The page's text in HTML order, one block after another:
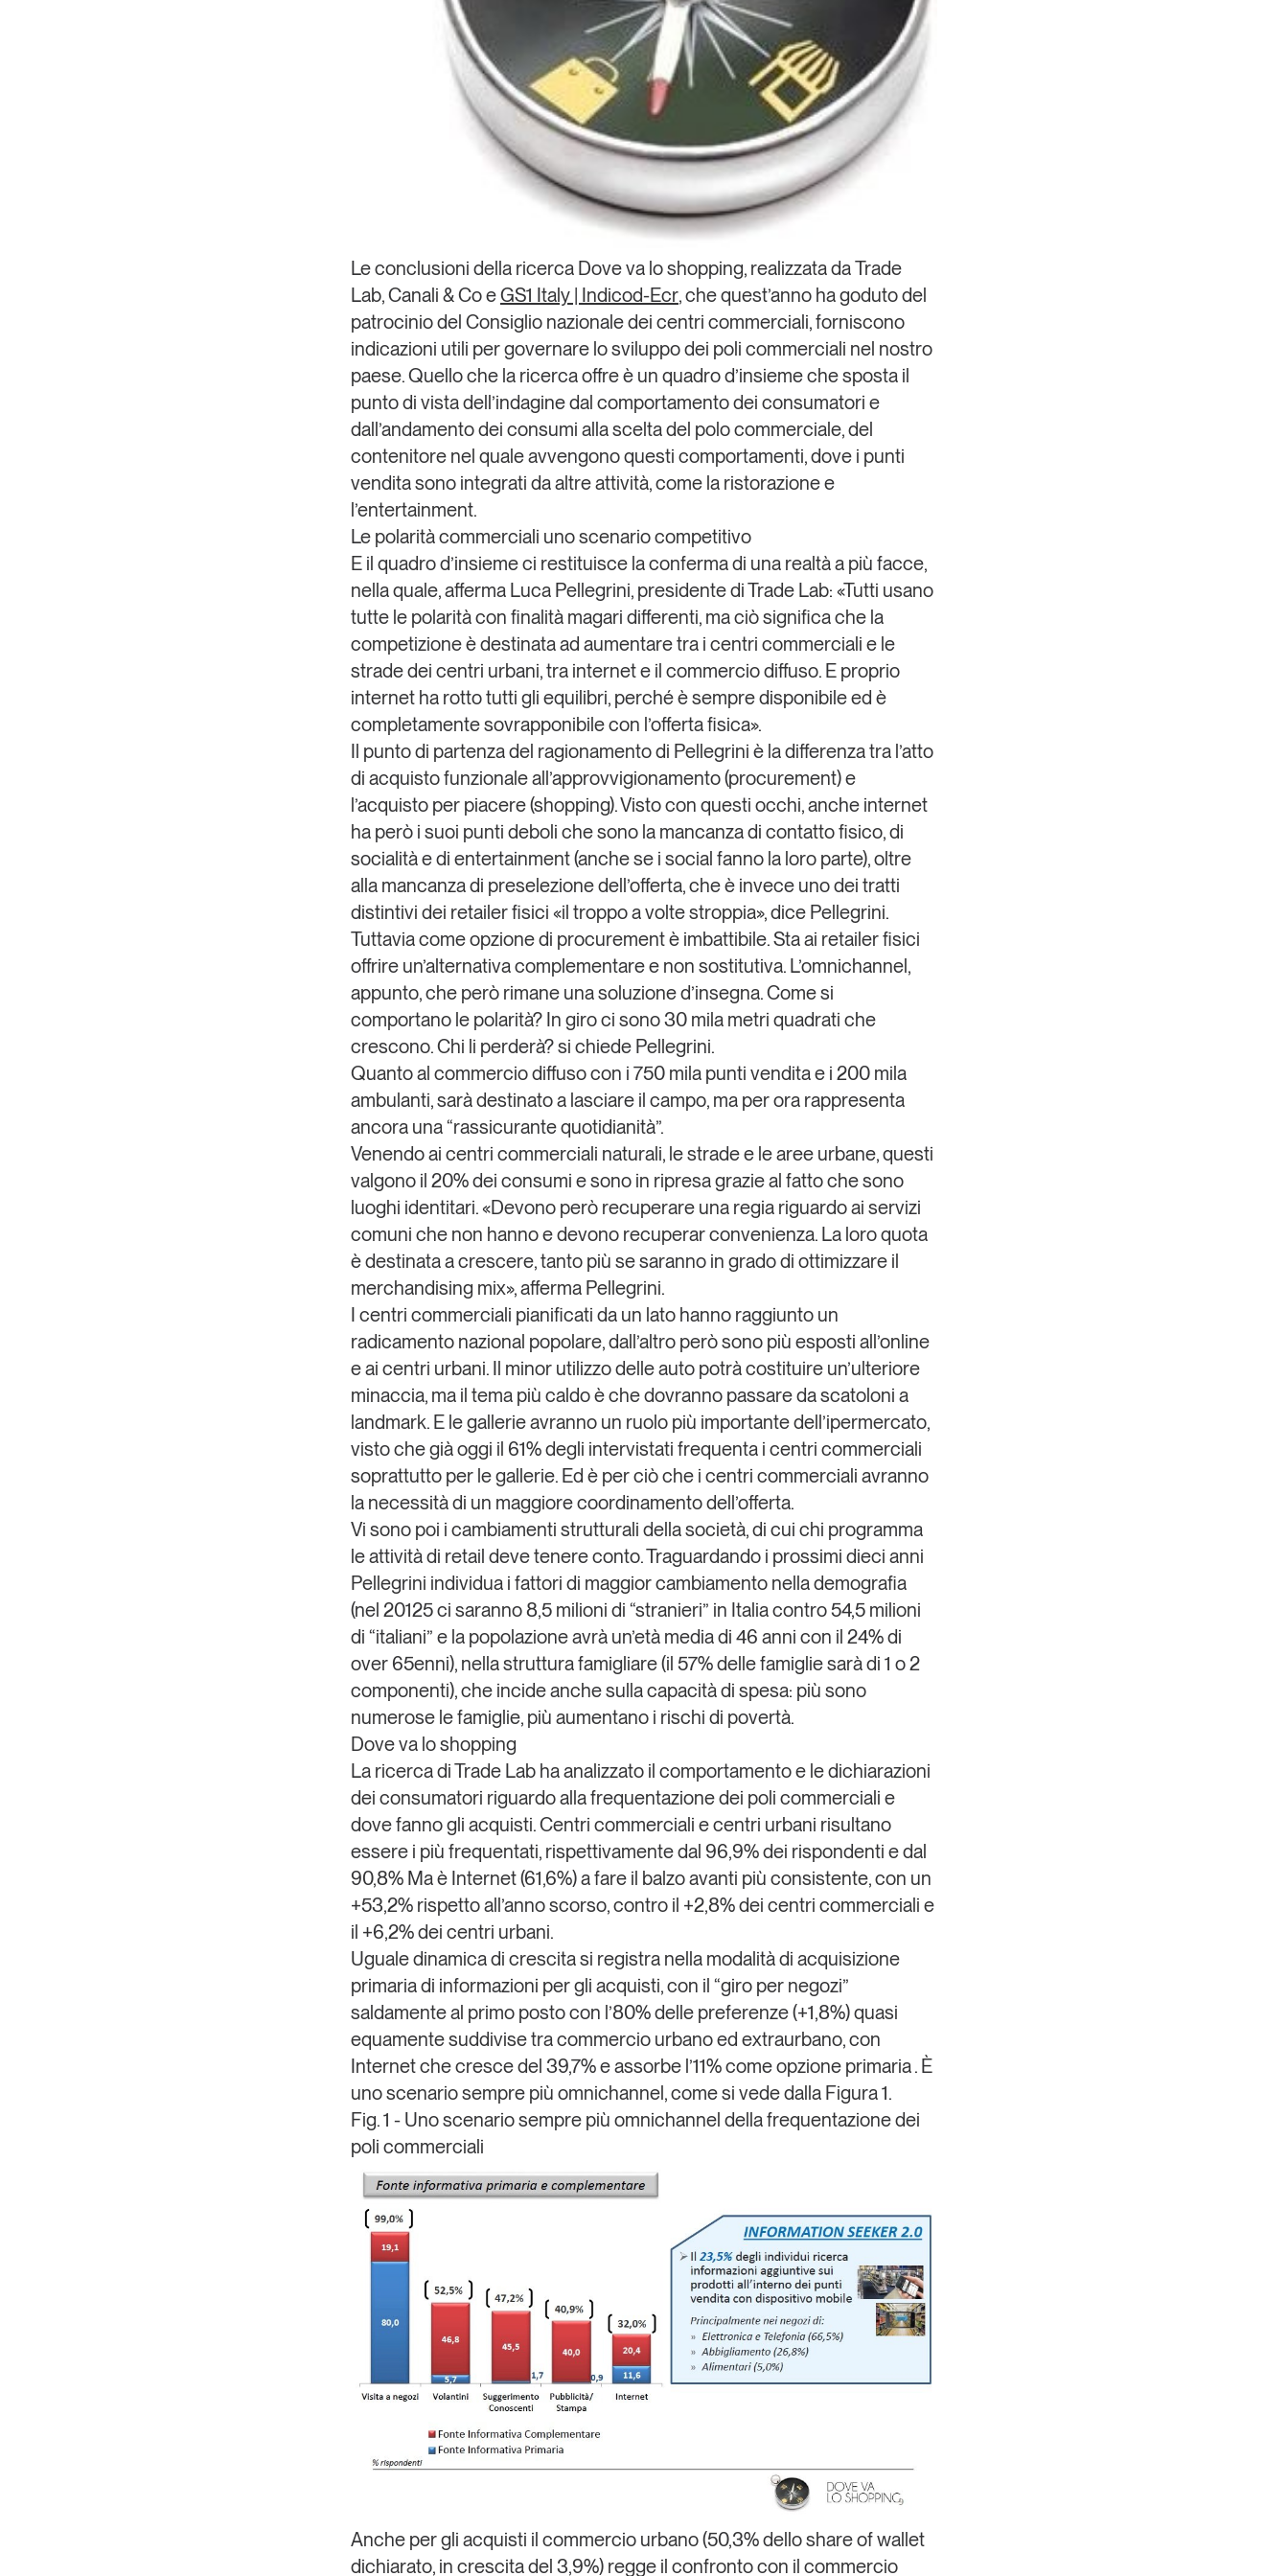
Le conclusioni della ricerca Dove va lo shopping, realizzata daTrade
Lab,Canali & CoeGS1 Italy | Indicod-Ecr, che quest’anno ha goduto del
patrocinio del Consiglio nazionale dei centri commerciali, forniscono
indicazioni utili per governare lo sviluppo dei poli commerciali nel nostro
paese. Quello che la ricerca offre è un quadro d’insieme che sposta il
punto di vista dell’indagine dal comportamento dei consumatori e
dall’andamento dei consumi alla scelta del polo commerciale, del
contenitore nel quale avvengono questi comportamenti, dove i punti
vendita sono integrati da altre attività, come la ristorazione e
l’entertainment.
Le polarità commerciali uno scenario competitivo
E il quadro d’insieme ci restituisce la conferma di una realtà a più facce,
nella quale, afferma Luca Pellegrini, presidente di Trade Lab: «Tutti usano
tutte le polarità con finalità magari differenti, ma ciò significa che la
competizione è destinata ad aumentare tra i centri commerciali e le
strade dei centri urbani, tra internet e il commercio diffuso. E proprio
internet ha rotto tutti gli equilibri, perché è sempre disponibile ed è
completamente sovrapponibile con l’offerta fisica».
Il punto di partenza del ragionamento di Pellegrini è la differenza tra l’atto
di acquisto funzionaleall’approvvigionamento(procurement) e
l’acquisto per piacere(shopping). Visto con questi occhi, anche internet
ha però i suoi punti deboli che sono la mancanza di contatto fisico, di
socialità e di entertainment (anche se i social fanno la loro parte), oltre
alla mancanza di preselezione dell’offerta, che è invece uno dei tratti
distintivi dei retailer fisici «il troppo a volte stroppia», dice Pellegrini.
Tuttavia come opzione di procurement è imbattibile. Sta ai retailer fisici
offrire un’alternativa complementare e non sostitutiva. L’omnichannel,
appunto, che però rimane una soluzione d’insegna. Come si
comportano le polarità? In giro ci sono30 mila metri quadrati che
crescono. Chi li perderà?si chiede Pellegrini.
Quanto al commercio diffuso con i 750 mila punti vendita e i 200 mila
ambulanti, sarà destinato a lasciare il campo, ma per ora rappresenta
ancora una “rassicurante quotidianità”.
Venendo ai centri commerciali naturali, le strade e le aree urbane, questi
valgono il 20% dei consumi e sono in ripresa grazie al fatto che sono
luoghi identitari. «Devono però recuperare una regia riguardo ai servizi
comuni che non hanno e devono recuperar convenienza. La loro quota
è destinata a crescere, tanto più se saranno in grado di ottimizzare il
merchandising mix», afferma Pellegrini.
I centri commerciali pianificati da un lato hanno raggiunto un
radicamento nazional popolare, dall’altro però sono più esposti all’online
e ai centri urbani. Il minor utilizzo delle auto potrà costituire un’ulteriore
minaccia, ma il tema più caldo è che dovranno passare da scatoloni a
landmark. E le gallerie avranno un ruolo più importante dell’ipermercato,
visto che già oggi il 61% degli intervistati frequenta i centri commerciali
soprattutto per le gallerie. Ed è per ciò che i centri commerciali avranno
la necessità di un maggiore coordinamento dell’offerta.
Vi sono poi i cambiamenti strutturali della società, di cui chi programma
le attività di retail deve tenere conto. Traguardando i prossimi dieci anni
Pellegrini individua i fattori di maggior cambiamento nella demografia
(nel 20125 ci saranno 8,5 milioni di “stranieri” in Italia contro 54,5 milioni
di “italiani” e la popolazione avrà un’età media di 46 anni con il 24% di
over 65enni), nella struttura famigliare (il 57% delle famiglie sarà di 1 o 2
componenti), che incide anche sulla capacità di spesa: più sono
numerose le famiglie, più aumentano i rischi di povertà.
Dove va lo shopping
La ricerca di Trade Labha analizzato il comportamento e le dichiarazioni
dei consumatori riguardo alla frequentazione dei poli commerciali e
dove fanno gli acquisti. Centri commerciali e centri urbani risultano
essere i più frequentati, rispettivamente dal 96,9% dei rispondenti e dal
90,8% Ma è Internet (61,6%) a fare il balzo avanti più consistente, con un
+53,2% rispetto all’anno scorso, contro il +2,8% dei centri commerciali e
il +6,2% dei centri urbani.
Uguale dinamica di crescita si registra nella modalità di acquisizione
primaria di informazioni per gli acquisti, con il “giro per negozi”
saldamente al primo posto con l’80% delle preferenze (+1,8%) quasi
equamente suddivise tra commercio urbano ed extraurbano, con
Internet che cresce del 39,7% e assorbe l’11% come opzione primaria . È
uno scenario sempre più omnichannel, come si vede dalla Figura 1.
Fig. 1 - Uno scenario sempre più omnichannel della frequentazione dei
poli commerciali
Anche per gli acquisti il commercio urbano(50,3% dello share of wallet
dichiarato, in crescita del 3,9%) regge il confronto con il commercio